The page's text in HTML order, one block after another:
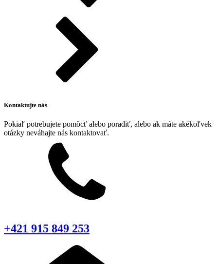
Kontaktujte nás
Pokiaľ potrebujete pomôcť alebo poradiť, alebo ak máte akékoľvek
otázky neváhajte nás kontaktovať.
+421 915 849 253